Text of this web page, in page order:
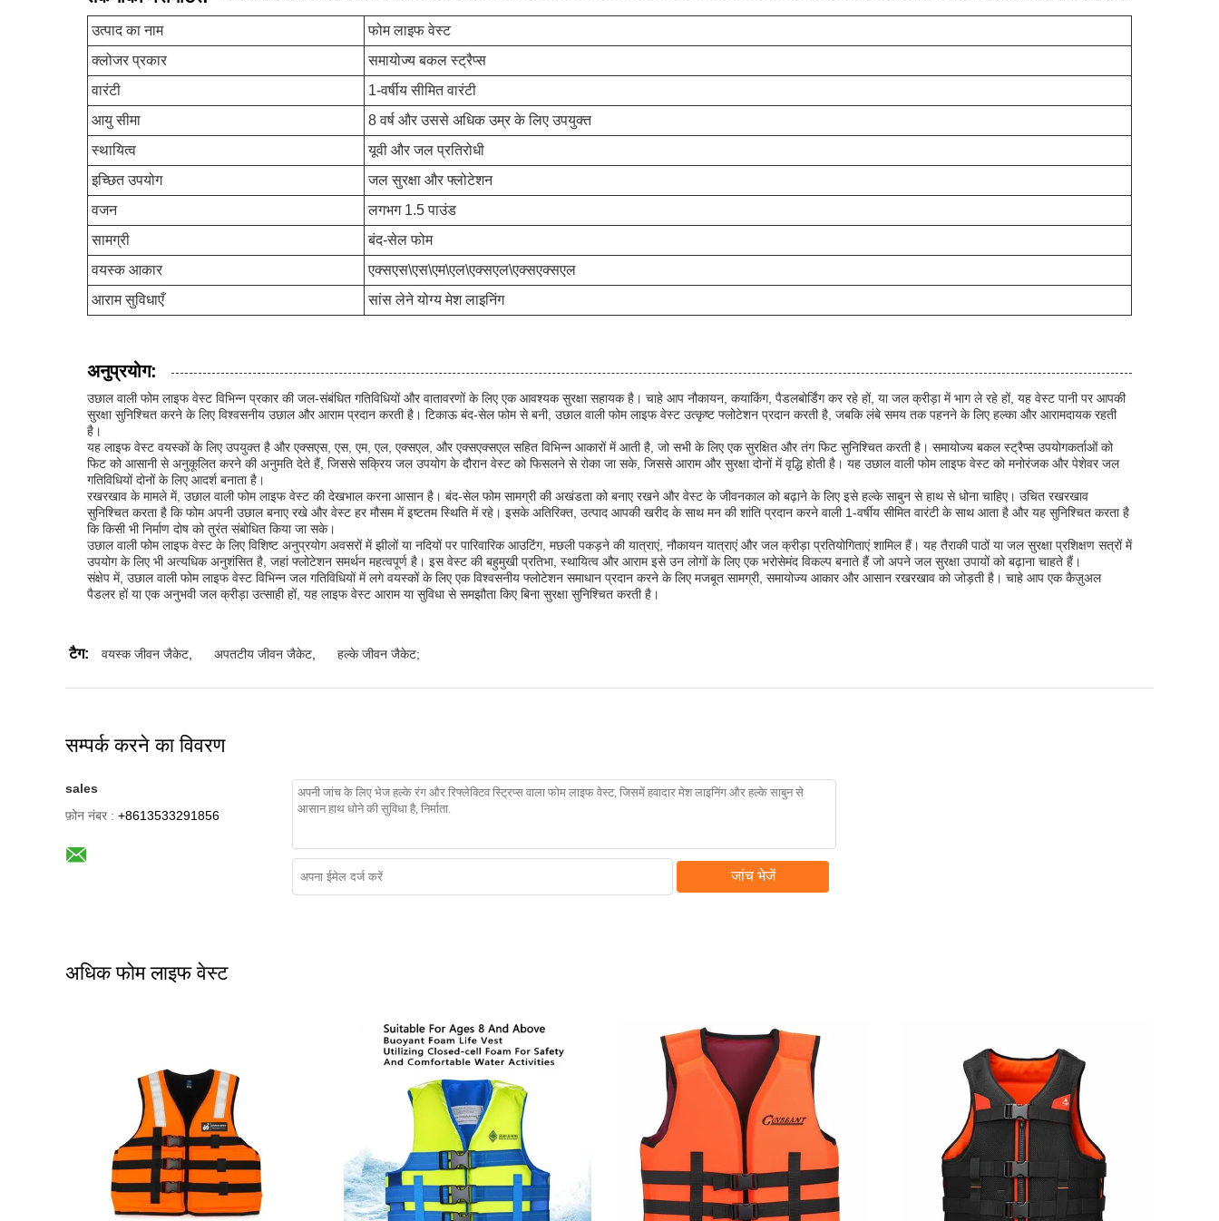
उत्पाद का नाम
फोम लाइफ वेस्ट
क्लोजर प्रकार
समायोज्य बकल स्ट्रैप्स
वारंटी
1-वर्षीय सीमित वारंटी
आयु सीमा
8 वर्ष और उससे अधिक उम्र के लिए उपयुक्त
स्थायित्व
यूवी और जल प्रतिरोधी
इच्छित उपयोग
जल सुरक्षा और फ्लोटेशन
वजन
लगभग 1.5 पाउंड
सामग्री
बंद-सेल फोम
वयस्क आकार
एक्सएस\एस\एम\एल\एक्सएल\एक्सएक्सएल
आराम सुविधाएँ
सांस लेने योग्य मेश लाइनिंग
अनुप्रयोग:
उछाल वाली फोम लाइफ वेस्ट विभिन्न प्रकार की जल-संबंधित गतिविधियों और वातावरणों के लिए एक आवश्यक सुरक्षा सहायक है। चाहे आप नौकायन, कयाकिंग, पैडलबोर्डिंग कर रहे हों, या जल क्रीड़ा में भाग ले रहे हों, यह वेस्ट पानी पर आपकी
सुरक्षा सुनिश्चित करने के लिए विश्वसनीय उछाल और आराम प्रदान करती है। टिकाऊ बंद-सेल फोम से बनी, उछाल वाली फोम लाइफ वेस्ट उत्कृष्ट फ्लोटेशन प्रदान करती है, जबकि लंबे समय तक पहनने के लिए हल्का और आरामदायक रहती
है।
यह लाइफ वेस्ट वयस्कों के लिए उपयुक्त है और एक्सएस, एस, एम, एल, एक्सएल, और एक्सएक्सएल सहित विभिन्न आकारों में आती है, जो सभी के लिए एक सुरक्षित और तंग फिट सुनिश्चित करती है। समायोज्य बकल स्ट्रैप्स उपयोगकर्ताओं को
फिट को आसानी से अनुकूलित करने की अनुमति देते हैं, जिससे सक्रिय जल उपयोग के दौरान वेस्ट को फिसलने से रोका जा सके, जिससे आराम और सुरक्षा दोनों में वृद्धि होती है। यह उछाल वाली फोम लाइफ वेस्ट को मनोरंजक और पेशेवर जल
गतिविधियों दोनों के लिए आदर्श बनाता है।
रखरखाव के मामले में, उछाल वाली फोम लाइफ वेस्ट की देखभाल करना आसान है। बंद-सेल फोम सामग्री की अखंडता को बनाए रखने और वेस्ट के जीवनकाल को बढ़ाने के लिए इसे हल्के साबुन से हाथ से धोना चाहिए। उचित रखरखाव
सुनिश्चित करता है कि फोम अपनी उछाल बनाए रखे और वेस्ट हर मौसम में इष्टतम स्थिति में रहे। इसके अतिरिक्त, उत्पाद आपकी खरीद के साथ मन की शांति प्रदान करने वाली 1-वर्षीय सीमित वारंटी के साथ आता है और यह सुनिश्चित करता है
कि किसी भी निर्माण दोष को तुरंत संबोधित किया जा सके।
उछाल वाली फोम लाइफ वेस्ट के लिए विशिष्ट अनुप्रयोग अवसरों में झीलों या नदियों पर पारिवारिक आउटिंग, मछली पकड़ने की यात्राएं, नौकायन यात्राएं और जल क्रीड़ा प्रतियोगिताएं शामिल हैं। यह तैराकी पाठों या जल सुरक्षा प्रशिक्षण सत्रों में
उपयोग के लिए भी अत्यधिक अनुशंसित है, जहां फ्लोटेशन समर्थन महत्वपूर्ण है। इस वेस्ट की बहुमुखी प्रतिभा, स्थायित्व और आराम इसे उन लोगों के लिए एक भरोसेमंद विकल्प बनाते हैं जो अपने जल सुरक्षा उपायों को बढ़ाना चाहते हैं।
संक्षेप में, उछाल वाली फोम लाइफ वेस्ट विभिन्न जल गतिविधियों में लगे वयस्कों के लिए एक विश्वसनीय फ्लोटेशन समाधान प्रदान करने के लिए मजबूत सामग्री, समायोज्य आकार और आसान रखरखाव को जोड़ती है। चाहे आप एक कैज़ुअल
पैडलर हों या एक अनुभवी जल क्रीड़ा उत्साही हों, यह लाइफ वेस्ट आराम या सुविधा से समझौता किए बिना सुरक्षा सुनिश्चित करती है।
टैग: वयस्क जीवन जैकेट अपतटीय जीवन जैकेट हल्के जीवन जैकेट;
सम्पर्क करने का विवरण
sales
फ़ोन नंबर : +8613533291856
जांच भेजें
अधिक फोम लाइफ वेस्ट